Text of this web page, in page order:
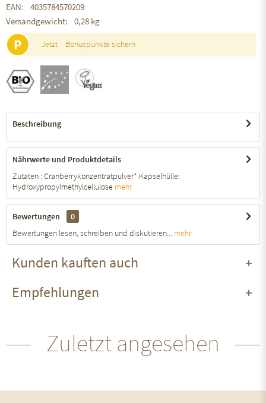
EAN:
4035784570209
Versandgewicht:
0,28 kg
P Jetzt Bonuspunkte sichern
Beschreibung
Nährwerte und Produktdetails
Zutaten : Cranberrykonzentratpulver* Kapselhülle:
Hydroxypropylmethylcellulose mehr
Bewertungen
0
Bewertungen lesen, schreiben und diskutieren...
mehr
Kunden kauften auch
Empfehlungen
Zuletzt angesehen